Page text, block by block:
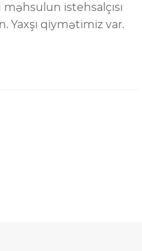
istehsalçısı
Yaxşı qiymətimiz var.